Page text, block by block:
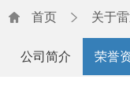
首页 关于
公司简介 荣誉